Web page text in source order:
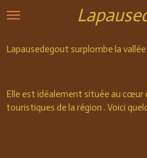
Passer
principal
Lapausedegout surplombe la
Elle est idéalement située au cœur
touristiques de la région . Voici